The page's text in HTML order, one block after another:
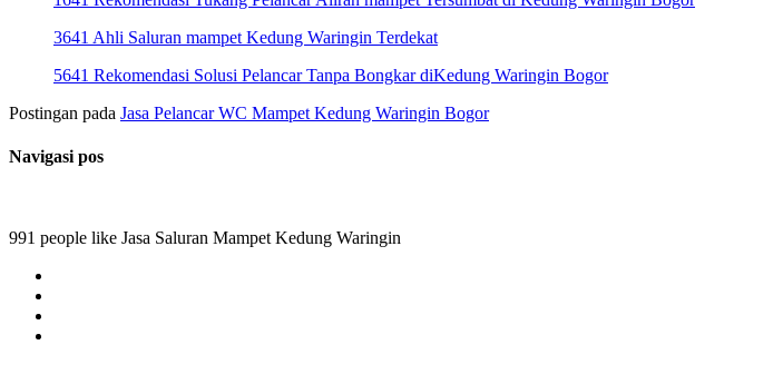
3641 Ahli Saluran mampet Kedung Waringin Terdekat
5641 Rekomendasi Solusi Pelancar Tanpa Bongkar diKedung Waringin Bogor
Postingan pada Jasa Pelancar WC Mampet Kedung Waringin Bogor
Navigasi pos
991 people like Jasa Saluran Mampet Kedung Waringin